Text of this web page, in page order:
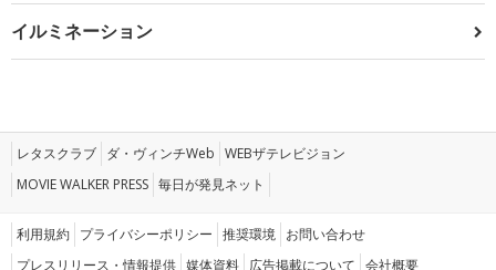
イルミネーション
レタスクラブ ダ・ヴィンチWeb WEBザテレビジョン
MOVIE WALKER PRESS 毎日が発見ネット
利用規約 プライバシーポリシー 推奨環境 お問い合わせ
プレスリリース・情報提供 媒体資料 広告掲載について 会社概要